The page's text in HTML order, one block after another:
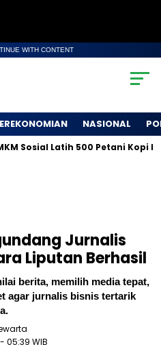
WITH CONTENT
NASIONAL
Latih 500 Petani Kopi Lewat
Jurnalis
Liputan Berhasil
berita, memilih media tepat,
agar jurnalis bisnis tertarik
- 05:39 WIB